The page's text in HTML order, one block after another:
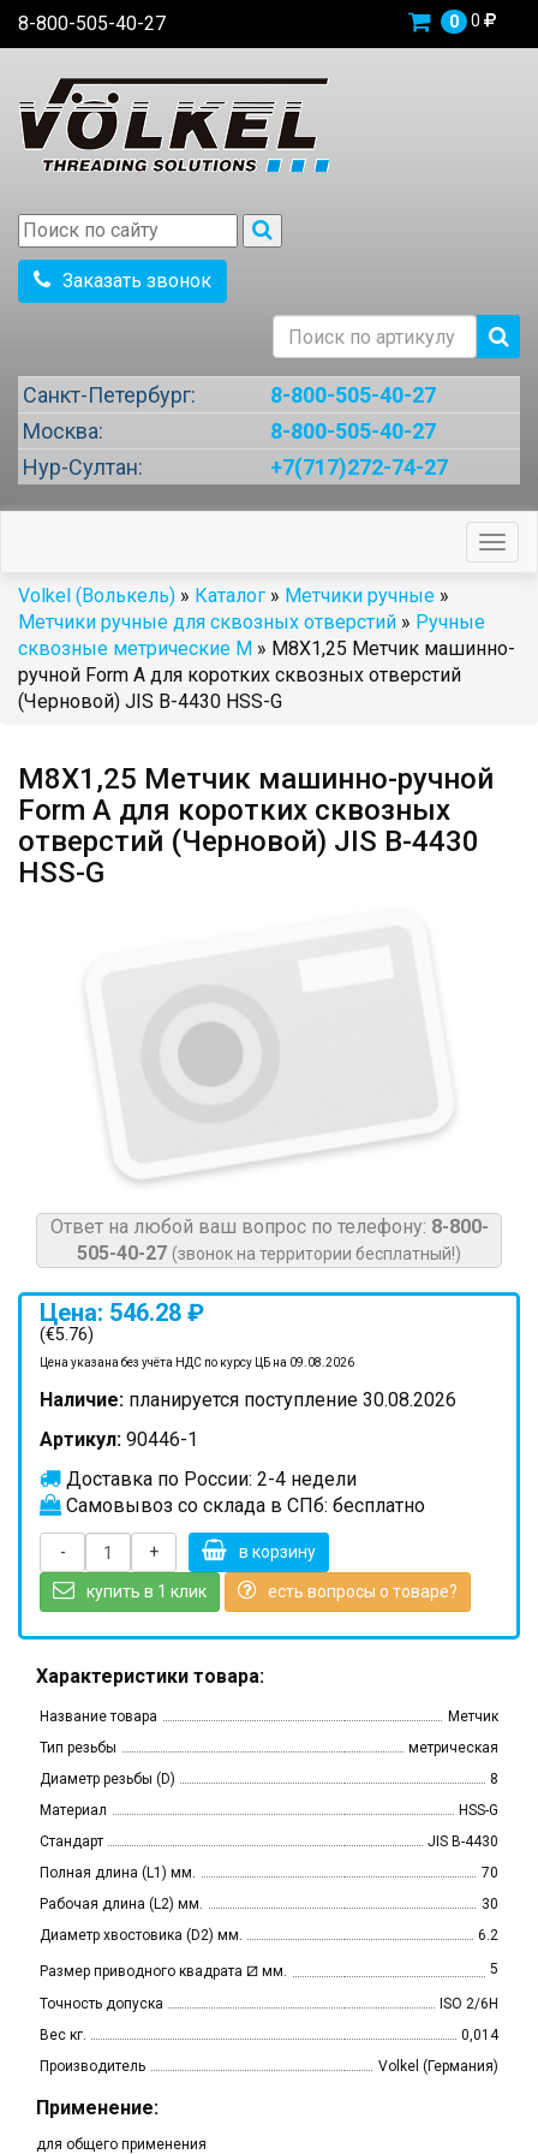
8-800-505-40-27 0 0
Заказать звонок
Санкт-Петербург:
8-800-505-40-27
Москва:
8-800-505-40-27
Нур-Султан:
+7(717)272-74-27
Volkel (Волькель) » Каталог » Метчики ручные »
Метчики ручные для сквозных отверстий » Ручные
сквозные метрические М » М8Х1,25 Метчик машинно-
ручной Form A для коротких сквозных отверстий
(Черновой) JIS B-4430 HSS-G
М8Х1,25 Метчик машинно-ручной
Form A для коротких сквозных
отверстий (Черновой) JIS B-4430
HSS-G
Ответ на любой ваш вопрос по телефону: 8-800-
505-40-27 (звонок на территории бесплатный!)
Цена: 546.28 ₽
(€5.76)
Цена указана без учёта НДС по курсу ЦБ на 09.08.2026
Наличие: планируется поступление 30.08.2026
Артикул: 90446-1
Доставка по России: 2-4 недели
Самовывоз со склада в СПб: бесплатно
- + в корзину
купить в 1 клик есть вопросы о товаре?
Характеристики товара:
Название товара
Метчик
Тип резьбы
метрическая
Диаметр резьбы (D)
8
Материал
HSS-G
Стандарт
JIS B-4430
Полная длина (L1) мм.
70
Рабочая длина (L2) мм.
30
Диаметр хвостовика (D2) мм.
6.2
Размер приводного квадрата ⧄ мм. 5
Точность допуска
ISO 2/6H
Вес кг.
0,014
Производитель
Volkel (Германия)
Применение:
для общего применения